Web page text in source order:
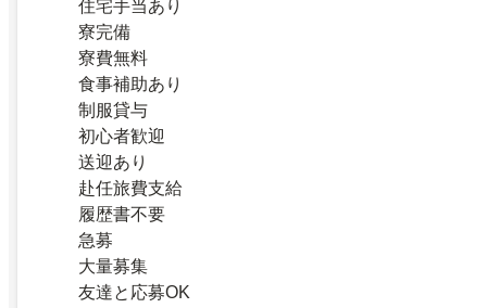
住宅手当あり
寮完備
寮費無料
食事補助あり
制服貸与
初心者歓迎
送迎あり
赴任旅費支給
履歴書不要
急募
大量募集
友達と応募OK